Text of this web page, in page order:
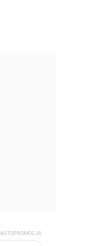
AUTOPROMOCJA